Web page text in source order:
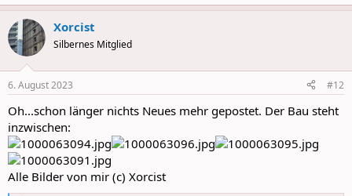
a
c
t
i
s
Xorcist
Silbernes Mitglied
6. August 2023 #12
Oh...schon länger nichts Neues mehr gepostet. Der Bau steht
inzwischen:
Alle Bilder von mir (c) Xorcist